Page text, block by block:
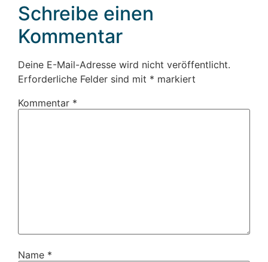
Schreibe einen
Kommentar
Deine E-Mail-Adresse wird nicht veröffentlicht.
Erforderliche Felder sind mit * markiert
Kommentar *
Name *